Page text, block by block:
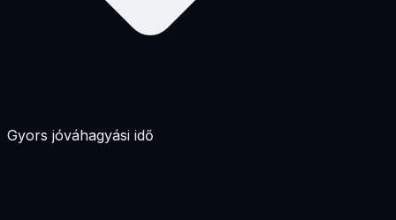
Gyors jóváhagyási idő